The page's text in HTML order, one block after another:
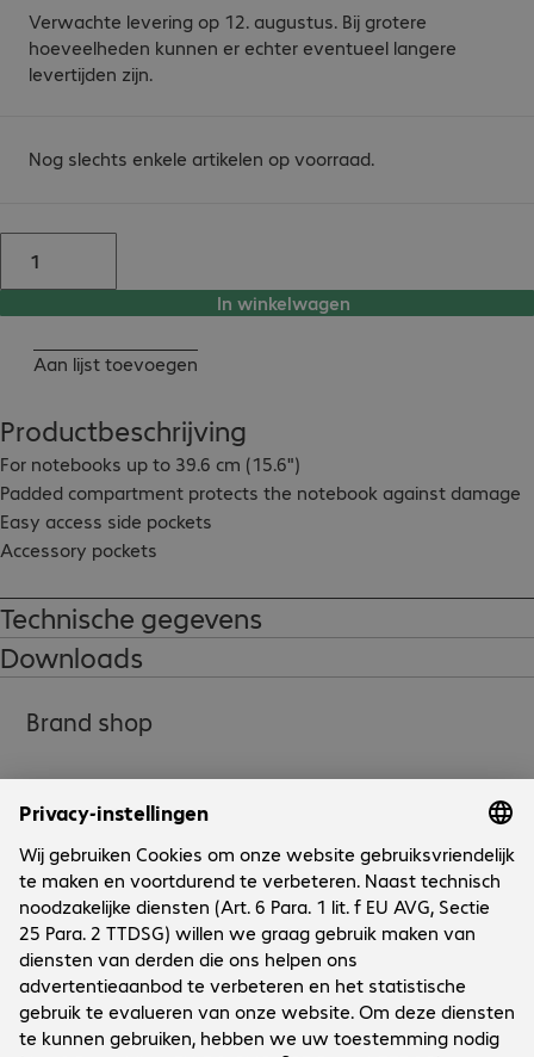
Verwachte levering op 12. augustus. Bij grotere
hoeveelheden kunnen er echter eventueel langere
levertijden zijn.
Nog slechts enkele artikelen op voorraad.
In winkelwagen
Aan lijst toevoegen
Productbeschrijving
For notebooks up to 39.6 cm (15.6")
Padded compartment protects the notebook against damage
Easy access side pockets
Accessory pockets
Technische gegevens
Downloads
Brand shop
Onderneming
Bechtle vestigingen